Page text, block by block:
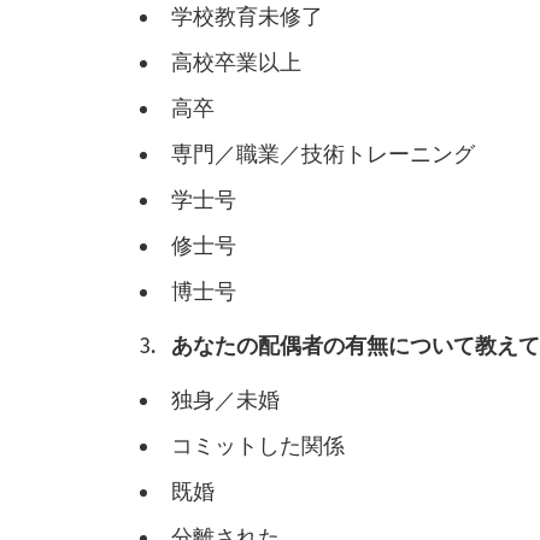
学校教育未修了
高校卒業以上
高卒
専門／職業／技術トレーニング
学士号
修士号
博士号
あなたの配偶者の有無について教えて
独身／未婚
コミットした関係
既婚